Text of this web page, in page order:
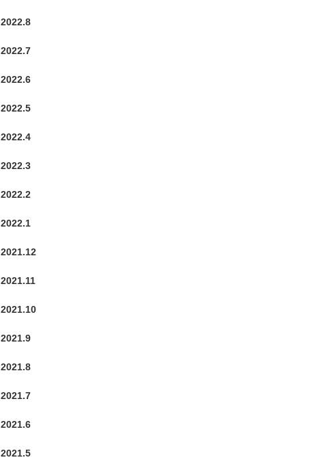
2022.8
2022.7
2022.6
2022.5
2022.4
2022.3
2022.2
2022.1
2021.12
2021.11
2021.10
2021.9
2021.8
2021.7
2021.6
2021.5